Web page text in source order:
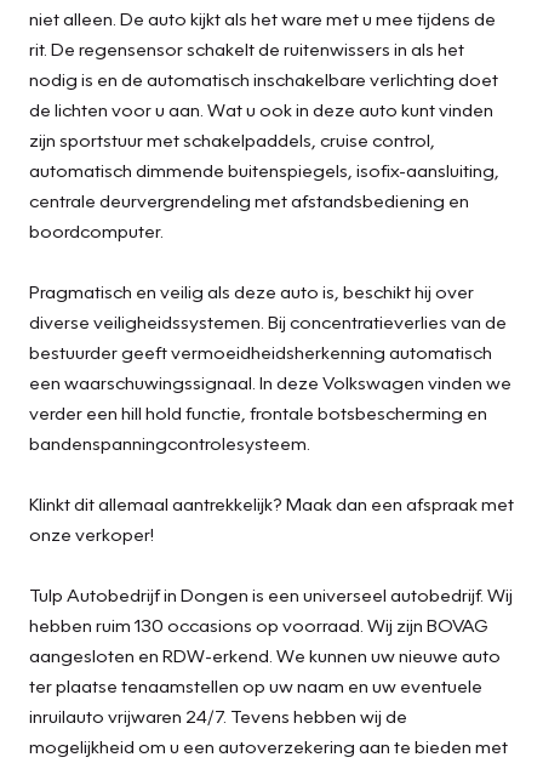
niet alleen. De auto kijkt als het ware met u mee tijdens de
rit. De regensensor schakelt de ruitenwissers in als het
nodig is en de automatisch inschakelbare verlichting doet
de lichten voor u aan. Wat u ook in deze auto kunt vinden
zijn sportstuur met schakelpaddels, cruise control,
automatisch dimmende buitenspiegels, isofix-aansluiting,
centrale deurvergrendeling met afstandsbediening en
boordcomputer.
Pragmatisch en veilig als deze auto is, beschikt hij over
diverse veiligheidssystemen. Bij concentratieverlies van de
bestuurder geeft vermoeidheidsherkenning automatisch
een waarschuwingssignaal. In deze Volkswagen vinden we
verder een hill hold functie, frontale botsbescherming en
bandenspanningcontrolesysteem.
Klinkt dit allemaal aantrekkelijk? Maak dan een afspraak met
onze verkoper!
Tulp Autobedrijf in Dongen is een universeel autobedrijf. Wij
hebben ruim 130 occasions op voorraad. Wij zijn BOVAG
aangesloten en RDW-erkend. We kunnen uw nieuwe auto
ter plaatse tenaamstellen op uw naam en uw eventuele
inruilauto vrijwaren 24/7. Tevens hebben wij de
mogelijkheid om u een autoverzekering aan te bieden met